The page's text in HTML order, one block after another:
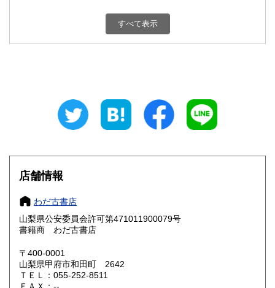
600円 富山県
600円 三重県
大阪府
奈良県
鳥取県 600円 島根県
岡山県
山口県 600円
すべて表示
店舗情報
わだ古書店
山梨県公安委員会許可第471011900079号
書籍商 わだ古書店
〒400-0001
山梨県甲府市和田町 2642
ＴＥＬ：055-252-8511